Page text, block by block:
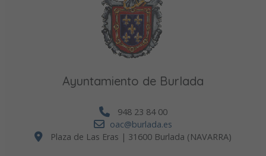
Ayuntamiento de Burlada
948 23 84 00
oac@burlada.es
Plaza de Las Eras | 31600 Burlada (NAVARRA)